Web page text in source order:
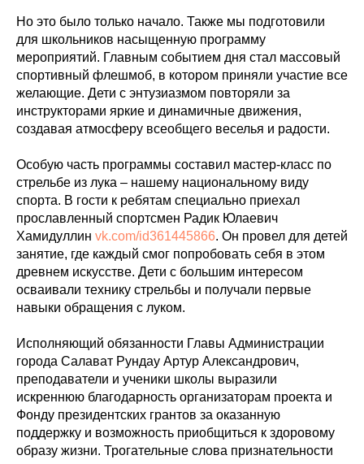
Но это было только начало. Также мы подготовили
для школьников насыщенную программу
мероприятий. Главным событием дня стал массовый
спортивный флешмоб, в котором приняли участие все
желающие. Дети с энтузиазмом повторяли за
инструкторами яркие и динамичные движения,
создавая атмосферу всеобщего веселья и радости.
Особую часть программы составил мастер-класс по
стрельбе из лука – нашему национальному виду
спорта. В гости к ребятам специально приехал
прославленный спортсмен Радик Юлаевич
Хамидуллин vk.com/id361445866. Он провел для детей
занятие, где каждый смог попробовать себя в этом
древнем искусстве. Дети с большим интересом
осваивали технику стрельбы и получали первые
навыки обращения с луком.
Исполняющий обязанности Главы Администрации
города Салават Рундау Артур Александрович,
преподаватели и ученики школы выразили
искреннюю благодарность организаторам проекта и
Фонду президентских грантов за оказанную
поддержку и возможность приобщиться к здоровому
образу жизни. Трогательные слова признательности